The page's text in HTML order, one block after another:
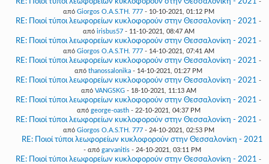
-
από Giorgos O.A.S.TH. 777- 10-10-2021, 01:12 PM
RE: Ποιοί τύποι λεωφορείων κυκλοφορούν στην Θεσσαλονίκη - 2021 -
από irisbus57- 11-10-2021, 08:47 AM
RE: Ποιοί τύποι λεωφορείων κυκλοφορούν στην Θεσσαλονίκη - 2021 -
από Giorgos O.A.S.TH. 777- 14-10-2021, 07:41 AM
RE: Ποιοί τύποι λεωφορείων κυκλοφορούν στην Θεσσαλονίκη - 2021 -
από thanossalonika - 14-10-2021, 01:27 PM
RE: Ποιοί τύποι λεωφορείων κυκλοφορούν στην Θεσσαλονίκη - 2021 -
από VANGSKG- 18-10-2021, 11:13 AM
RE: Ποιοί τύποι λεωφορείων κυκλοφορούν στην Θεσσαλονίκη - 2021 -
από george-oasth- 22-10-2021, 04:37 PM
RE: Ποιοί τύποι λεωφορείων κυκλοφορούν στην Θεσσαλονίκη - 2021 -
από Giorgos O.A.S.TH. 777- 24-10-2021, 02:53 PM
RE: Ποιοί τύποι λεωφορείων κυκλοφορούν στην Θεσσαλονίκη - 2021
- από garvanitis - 24-10-2021, 03:11 PM
RE: Ποιοί τύποι λεωφορείων κυκλοφορούν στην Θεσσαλονίκη - 2021 -